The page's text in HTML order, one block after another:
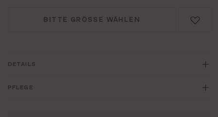
BITTE GRÖSSE WÄHLEN
DETAILS
PFLEGE